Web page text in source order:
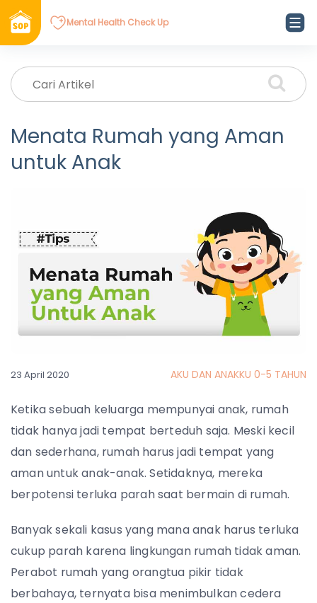
Mental Health Check Up
Menata Rumah yang Aman
untuk Anak
23 April 2020 AKU DAN ANAKKU 0-5 TAHUN
Ketika sebuah keluarga mempunyai anak, rumah
tidak hanya jadi tempat berteduh saja. Meski kecil
dan sederhana, rumah harus jadi tempat yang
aman untuk anak-anak. Setidaknya, mereka
berpotensi terluka parah saat bermain di rumah.
Banyak sekali kasus yang mana anak harus terluka
cukup parah karena lingkungan rumah tidak aman.
Perabot rumah yang orangtua pikir tidak
berbahaya, ternyata bisa menimbulkan cedera